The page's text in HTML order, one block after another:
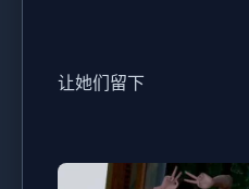
让她们留下